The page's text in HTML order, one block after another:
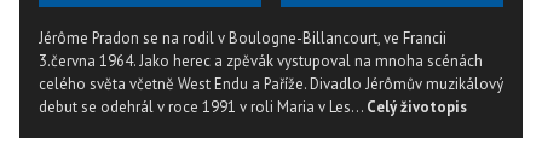
Jérôme Pradon se na rodil v Boulogne-Billancourt, ve Francii
3.června 1964. Jako herec a zpěvák vystupoval na mnoha scénách
celého světa včetně West Endu a Paříže. Divadlo Jérômův muzikálový
debut se odehrál v roce 1991 v roli Maria v Les... Celý životopis